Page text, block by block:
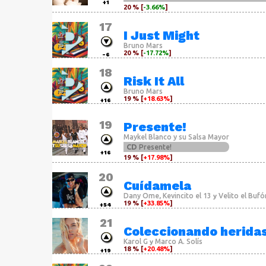
+1
20 % [-3.66%]
17
-6
I Just Might
Bruno Mars
20 % [-17.72%]
18
+16
Risk It All
Bruno Mars
19 % [+18.63%]
19
+16
Presente!
Maykel Blanco y su Salsa Mayor
CDPresente!
19 % [+17.98%]
20
+54
Cuídamela
Dany Ome, Kevincito el 13 yVelito el
19 % [+33.85%]
21
+19
Coleccionando
Karol G yMarco A. Solís
18 % [+20.48%]